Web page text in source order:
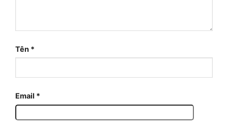
Tên *
Email *